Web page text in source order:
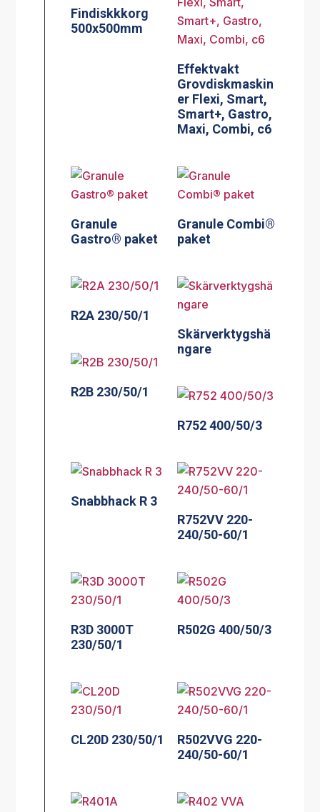
Findiskkkorg
500x500mm
Effektvakt
Grovdiskmaskin
er Flexi, Smart,
Smart+, Gastro,
Maxi, Combi, c6
Granule
Gastro® paket
Granule Combi®
paket
R2A 230/50/1
Skärverktygshä
ngare
R2B 230/50/1
R752 400/50/3
Snabbhack R 3
R752VV 220-
240/50-60/1
R3D 3000T
230/50/1
R502G 400/50/3
CL20D 230/50/1
R502VVG 220-
240/50-60/1